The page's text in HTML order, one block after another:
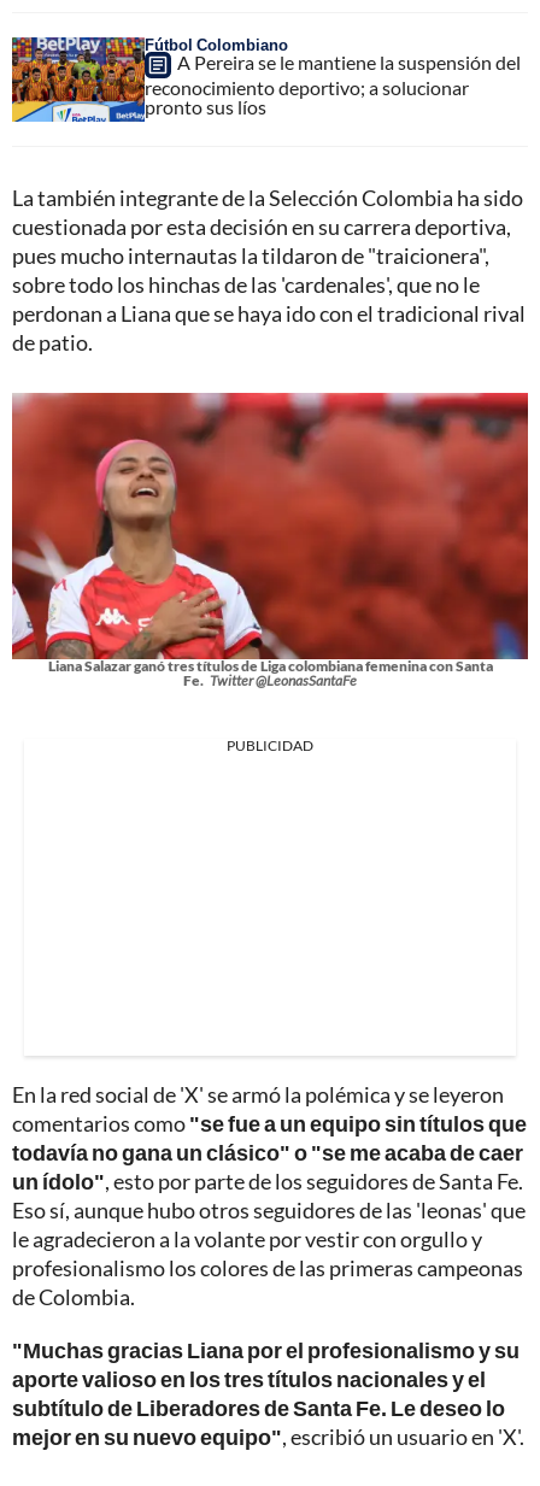
Fútbol Colombiano
A Pereira se le mantiene la suspensión del
reconocimiento deportivo; a solucionar
pronto sus líos
La también integrante de la Selección Colombia ha sido
cuestionada por esta decisión en su carrera deportiva,
pues mucho internautas la tildaron de "traicionera",
sobre todo los hinchas de las 'cardenales', que no le
perdonan a Liana que se haya ido con el tradicional rival
de patio.
Liana Salazar ganó tres títulos de Liga colombiana femenina con Santa
Fe. Twitter @LeonasSantaFe
PUBLICIDAD
En la red social de 'X' se armó la polémica y se leyeron
comentarios como"se fue a un equipo sin títulos que
todavía no gana un clásico" o "se me acaba de caer
un ídolo", esto por parte de los seguidores de Santa Fe.
Eso sí, aunque hubo otros seguidores de las 'leonas' que
le agradecieron a la volante por vestir con orgullo y
profesionalismo los colores de las primeras campeonas
de Colombia.
"Muchas gracias Liana por el profesionalismo y su
aporte valioso en los tres títulos nacionales y el
subtítulo de Liberadores de Santa Fe. Le deseo lo
mejor en su nuevo equipo", escribió un usuario en 'X'.